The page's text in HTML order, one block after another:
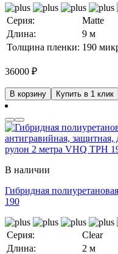
Серия:
Matte
Длина:
9 м
Толщина пленки: 190
36000 ₽
В корзину Купить в 1 клик
В наличии
Гибридная
190
Серия:
Clear
Длина:
2 м